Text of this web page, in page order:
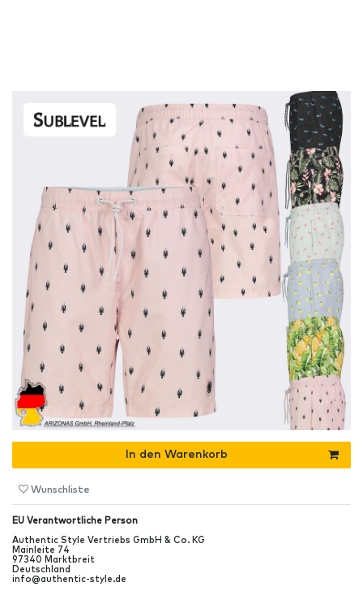
In den Warenkorb
Wunschliste
EU Verantwortliche Person
Authentic Style Vertriebs GmbH & Co. KG
Mainleite 74
97340 Marktbreit
Deutschland
info@authentic-style.de